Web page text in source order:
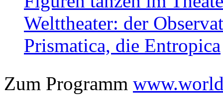
Welttheater: der
Prismatica, die Entropica
Zum Programm